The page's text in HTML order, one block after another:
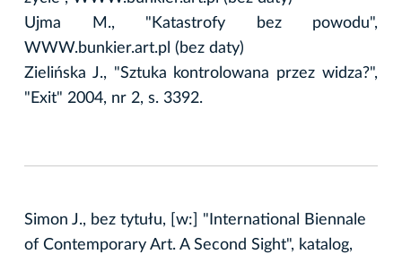
Ujma M., "Katastrofy bez powodu",
WWW.bunkier.art.pl (bez daty)
Zielińska J., "Sztuka kontrolowana przez widza?",
"Exit" 2004, nr 2, s. 3392.
Simon J., bez tytułu, [w:] "International Biennale
of Contemporary Art. A Second Sight", katalog,